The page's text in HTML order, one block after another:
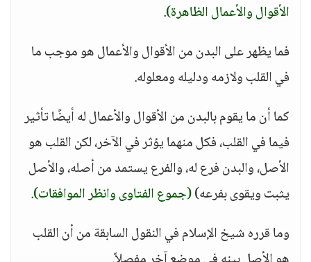
الأقوال والأعمال الظاهرة).
فما يظهر على البدن من الأقوال والأعمال هو موجب ما
في القلب ولازمه ودليله ومعلوله.
كما أن ما يقوم بالبدن من الأقوال والأعمال له أيضًا تأثير
فيما في القلب، فكل منهما يؤثر في الآخر، لكن القلب هو
الأصل، والبدن فرع له، والفرع يستمد من أصله، والأصل
يثبت ويقوى بفرعه)(جموع الفتاوى وانظر الموافقات).
وما قرره شيخ الإسلام في النقول السابقة من أن القلب